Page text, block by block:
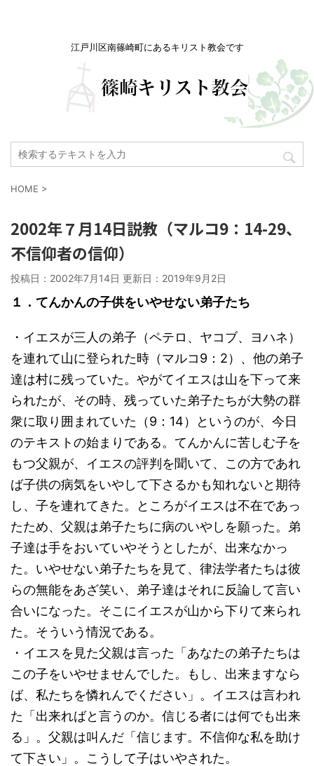
江戸川区南篠崎町にあるキリスト教会です
HOME >
2002年７月14日説教（マルコ9：14-29、
不信仰者の信仰）
投稿日：2002年7月14日 更新日： 2019年9月2日
１．てんかんの子供をいやせない弟子たち
・イエスが三人の弟子（ペテロ、ヤコブ、ヨハネ）
を連れて山に登られた時（マルコ9：2）、他の弟子
達は村に残っていた。やがてイエスは山を下って来
られたが、その時、残っていた弟子たちが大勢の群
衆に取り囲まれていた（9：14）というのが、今日
のテキストの始まりである。てんかんに苦しむ子を
もつ父親が、イエスの評判を聞いて、この方であれ
ば子供の病気をいやして下さるかも知れないと期待
し、子を連れてきた。ところがイエスは不在であっ
たため、父親は弟子たちに病のいやしを願った。弟
子達は手をおいていやそうとしたが、出来なかっ
た。いやせない弟子たちを見て、律法学者たちは彼
らの無能をあざ笑い、弟子達はそれに反論して言い
合いになった。そこにイエスが山から下りて来られ
た。そういう情況である。
・イエスを見た父親は言った「あなたの弟子たちは
この子をいやせませんでした。もし、出来ますなら
ば、私たちを憐れんでください」。イエスは言われ
た「出来ればと言うのか。信じる者には何でも出来
る」。父親は叫んだ「信じます。不信仰な私を助け
て下さい」。こうして子はいやされた。